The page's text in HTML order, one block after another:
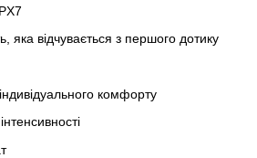
яка відчувається з першого дотику
комфорту